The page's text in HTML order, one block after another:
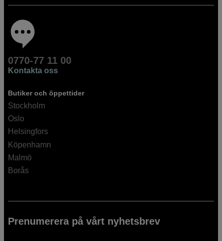
0770-77 11 00
Kontakta oss
Butiker och öppettider
Stockholm
Oslo
Helsingfors
Köpenhamn
Malmö
Borås
Prenumerera på vårt nyhetsbrev